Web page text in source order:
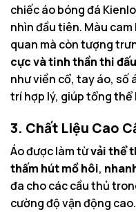
chiếc áo bóng đá
nhìn đầu tiên. Màu
quan mà còn tượng
cực và tinh thần thi
như viền cổ, tay áo, số
trí hợp lý, giúp tổng thể
3. Chất Liệu Cao
Áo được làm từvải thể
thấm hút mồ hôi,
đa cho các cầu thủ
cường độ vận động